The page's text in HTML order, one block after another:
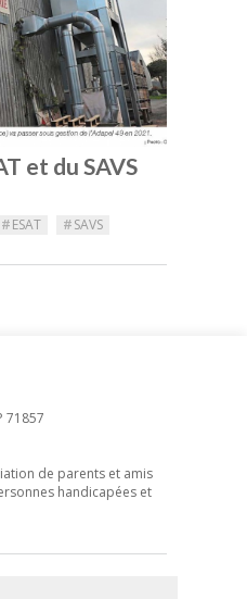
et du SAVS
#ESAT #SAVS
71857
de parents et amis
handicapées et